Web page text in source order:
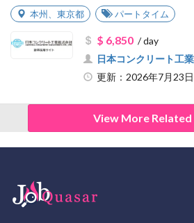
本州 東京都 パートタイム
$ 6,850/ day
日本コンクリート工
更新：2026年7月23日
View More Related